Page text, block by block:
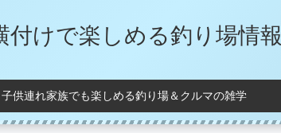
付けで楽しめる釣り場情報
子供連れ家族でも楽しめる釣り場＆クルマの雑学